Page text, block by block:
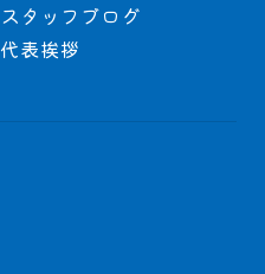
スタッフブログ
代表挨拶